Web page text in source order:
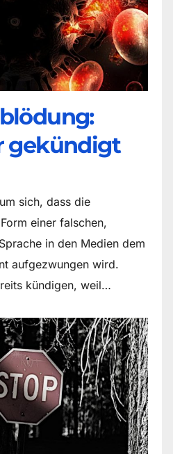
gekündigt
sich, dass die
einer falschen,
in den Medien dem
aufgezwungen wird.
kündigen, weil…